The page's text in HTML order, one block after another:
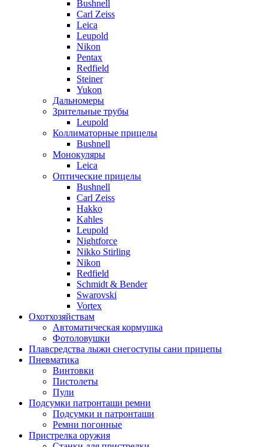
Bushnell
Carl Zeiss
Leica
Leupold
Nikon
Pentax
Redfield
Steiner
Yukon
Дальномеры
Зрительные трубы
Leupold
Коллиматорные прицелы
Bushnell
Монокуляры
Leica
Оптические прицелы
Bushnell
Carl Zeiss
Hakko
Kahles
Leupold
Nightforce
Nikko Stirling
Nikon
Redfield
Schmidt & Bender
Swarovski
Vortex
Охотхозяйствам
Автоматическая кормушка
Фотоловушки
Плавсредства лыжи снегоступы сани прицепы
Пневматика
Винтовки
Пистолеты
Пули
Подсумки патронташи ремни
Подсумки и патронташи
Ремни погонные
Пристрелка оружия